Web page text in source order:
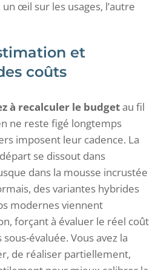
œil sur les usages, l’autre
et
coûts
à recalculer le budgetau fil
ne reste figé longtemps
imposent leur cadence. La
se dissout dans
dans la mousse incrustée
des variantes hybrides
modernes viennent
forçant à évaluer le réel coût
évaluée. Vous avez la
de réaliser partiellement,